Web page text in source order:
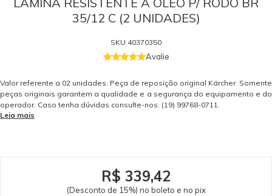
35/12 C (2 UNIDADES)
SKU 40370350
Avalie
Valor referente a 02 unidades. Peça de reposição original Kärcher. Somente
peças originais garantem a qualidade e a segurança do equipamento e do
operador. Caso tenha dúvidas consulte-nos: (19) 99768-0711.
Leia mais
R$ 339,42
(Desconto de 15%) no boleto e no pix